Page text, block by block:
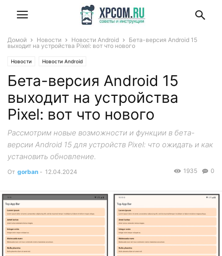
Домой Новости Новости Android
Бета-версия Android 15
выходит на устройства Pixel: вот что нового
Новости Новости Android
Бета-версия Android 15
выходит на устройства
Pixel: вот что нового
Рассмотрим новые возможности и функции в бета-
версии Android 15 для устройств Pixel: что ожидать и как
установить обновление.
От gorban - 12.04.2024 0
1935